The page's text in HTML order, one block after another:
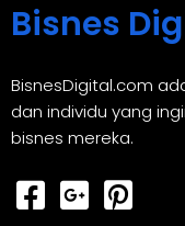
Bisnes
BisnesDigital.com
dan individu yang
bisnes mereka.